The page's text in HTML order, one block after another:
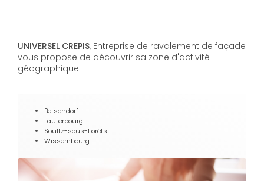
UNIVERSEL CREPIS, Entreprise de ravalement de façade
vous propose de découvrir sa zone d'activité
géographique :
Betschdorf
Lauterbourg
Soultz-sous-Forêts
Wissembourg